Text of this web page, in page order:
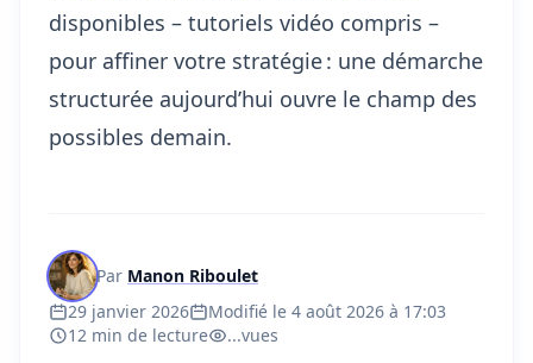
disponibles – tutoriels vidéo compris –
pour affiner votre stratégie : une démarche
structurée aujourd’hui ouvre le champ des
possibles demain.
Par Manon Riboulet
29 janvier 2026
Modifié le 4 août 2026 à 17:03
12 min de lecture
...vues